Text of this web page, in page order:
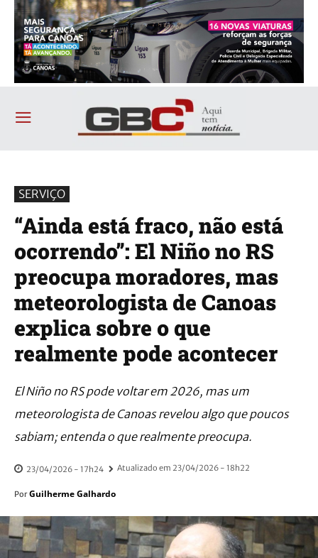
SERVIÇO
“Ainda está fraco, não está
ocorrendo”: El Niño no RS
preocupa moradores, mas
meteorologista de Canoas
explica sobre o que
realmente pode acontecer
El Niño no RS pode voltar em 2026, mas um
meteorologista de Canoas revelou algo que poucos
sabiam; entenda o que realmente preocupa.
23/04/2026 - 17h24 Atualizado em 23/04/2026 - 18h22
Por Guilherme Galhardo